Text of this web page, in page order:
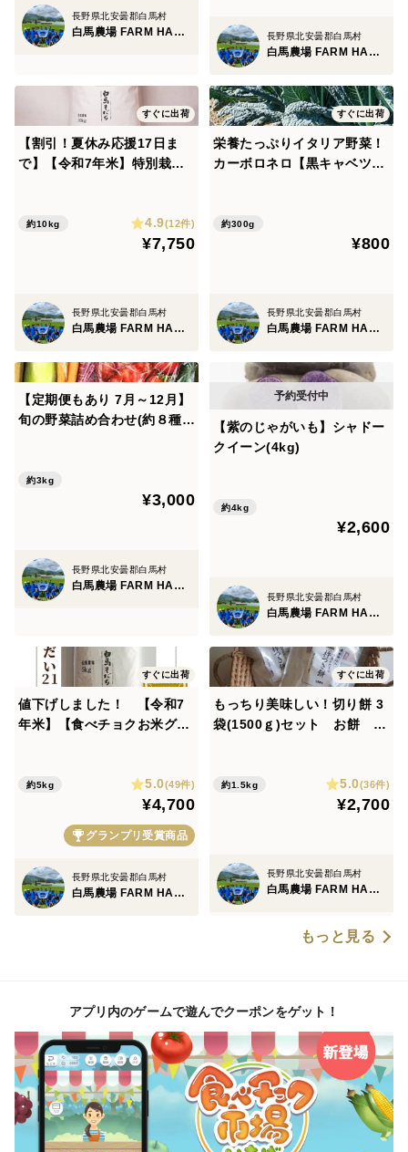
長野県北安曇郡白馬村
白馬農場 FARM HAKUBA 長野県北安曇郡白馬村
白馬農場 FARM HAKUBA
すぐに出荷
【割引！夏休み応援17日ま
で】【令和7年米】特別栽培
約10kg 4.9(12件)
¥7,750
長野県北安曇郡白馬村
白馬農場 FARM HAKUBA
すぐに出荷
栄養たっぷりイタリア野菜！
カーボロネロ【黒キャベツ】
約300g
¥800
長野県北安曇郡白馬村
白馬農場 FARM HAKUBA
【定期便もあり 7月～12月】
旬の野菜詰め合わせ(約８種)
約3kg
¥3,000
長野県北安曇郡白馬村
白馬農場 FARM HAKUBA
【紫のじゃがいも】シャドー
クイーン(4kg)
約4kg
¥2,600
長野県北安曇郡白馬村
白馬農場 FARM HAKUBA
すぐに出荷
値下げしました！ 【令和7
年米】【食べチョクお米グラ
ゆうだい２１(5kg) 令和3年
度～特別優秀賞を連続受
賞！！ お米 もっちり粒の大
約5kg 5.0(49件)
¥4,700
グランプリ受賞商品
長野県北安曇郡白馬村
白馬農場 FARM HAKUBA
すぐに出荷
もっちり美味しい！切り餅 3
袋(1500ｇ)セット お餅 も
約1.5kg 5.0(36件)
¥2,700
長野県北安曇郡白馬村
白馬農場 FARM HAKUBA
もっと見る
アプリ内のゲームで遊んでクーポンをゲット！